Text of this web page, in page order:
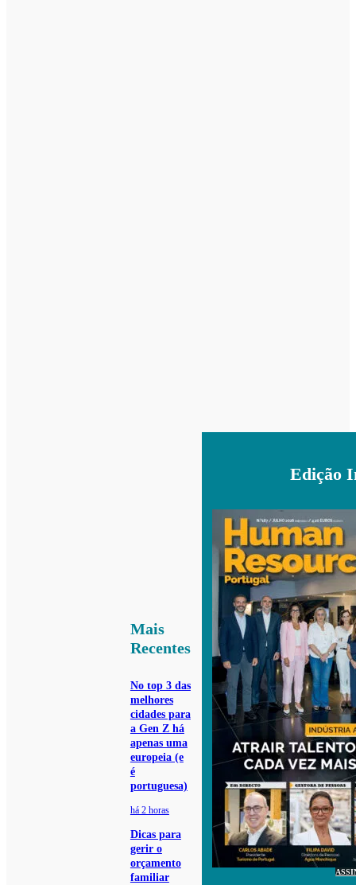
Mais
Recentes
No top 3 das
melhores
cidades para
a Gen Z há
apenas uma
europeia (e
é
portuguesa)
há 2 horas
Dicas para
gerir o
orçamento
familiar
Edição